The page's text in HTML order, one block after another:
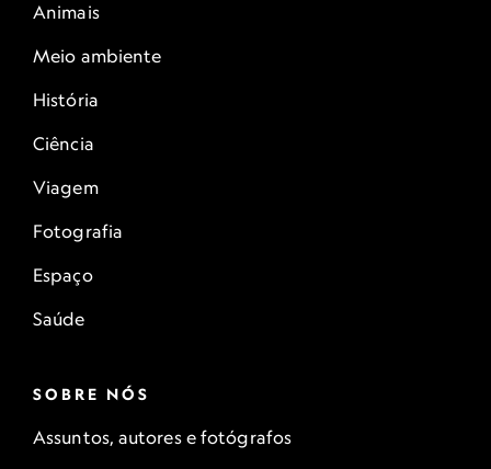
Animais
Meio ambiente
História
Ciência
Viagem
Fotografia
Espaço
Saúde
SOBRE NÓS
Assuntos, autores e fotógrafos